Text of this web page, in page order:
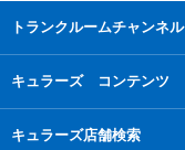
トランクルームチャンネル
キュラーズ コンテンツ
キュラーズ店舗検索